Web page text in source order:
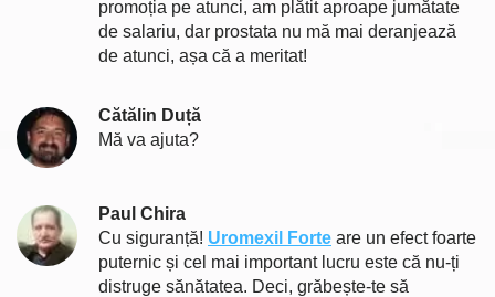
promoția pe atunci, am plătit aproape jumătate
de salariu, dar prostata nu mă mai deranjează
de atunci, așa că a meritat!
Cătălin Duță
Mă va ajuta?
Paul Chira
Cu siguranță! Uromexil Forte are un efect foarte
puternic și cel mai important lucru este că nu-ți
distruge sănătatea. Deci, grăbește-te să